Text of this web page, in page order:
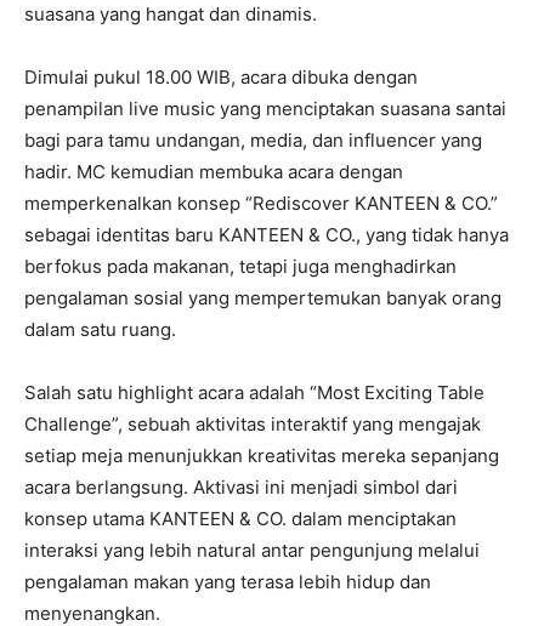
suasana yang hangat dan dinamis.
Dimulai pukul 18.00 WIB, acara dibuka dengan
penampilan live music yang menciptakan suasana santai
bagi para tamu undangan, media, dan influencer yang
hadir. MC kemudian membuka acara dengan
memperkenalkan konsep “Rediscover KANTEEN & CO.”
sebagai identitas baru KANTEEN & CO., yang tidak hanya
berfokus pada makanan, tetapi juga menghadirkan
pengalaman sosial yang mempertemukan banyak orang
dalam satu ruang.
Salah satu highlight acara adalah “Most Exciting Table
Challenge”, sebuah aktivitas interaktif yang mengajak
setiap meja menunjukkan kreativitas mereka sepanjang
acara berlangsung. Aktivasi ini menjadi simbol dari
konsep utama KANTEEN & CO. dalam menciptakan
interaksi yang lebih natural antar pengunjung melalui
pengalaman makan yang terasa lebih hidup dan
menyenangkan.